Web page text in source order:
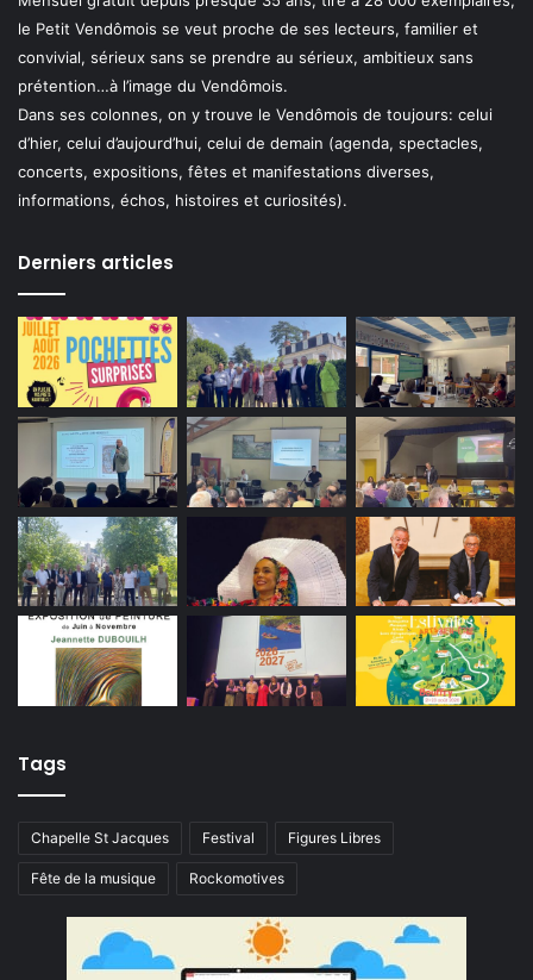
le Petit Vendômois se veut proche de ses lecteurs, familier et
convivial, sérieux sans se prendre au sérieux, ambitieux sans
prétention…à l’image du Vendômois.
Dans ses colonnes, on y trouve le Vendômois de toujours: celui
d’hier, celui d’aujourd’hui, celui de demain (agenda, spectacles,
concerts, expositions, fêtes et manifestations diverses,
informations, échos, histoires et curiosités).
Derniers articles
Tags
Chapelle St Jacques Festival Figures Libres
Fête de la musique Rockomotives